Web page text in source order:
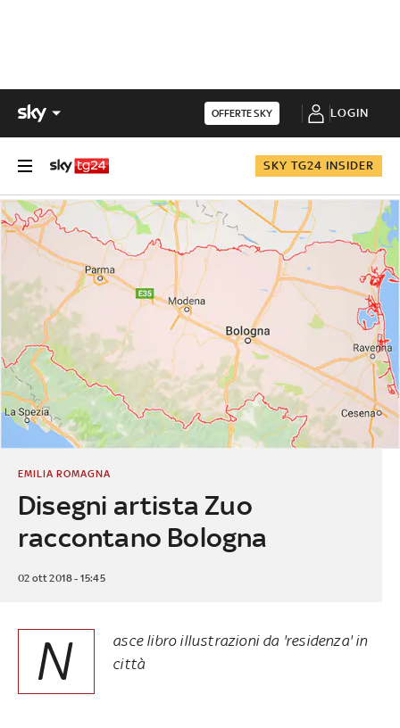
OFFERTE SKY LOGIN
SKY TG24 INSIDER
Disegni artista Zuo
raccontano Bologna
EMILIA ROMAGNA
02 ott 2018 - 15:45
N
asce libro illustrazioni da 'residenza' in
città